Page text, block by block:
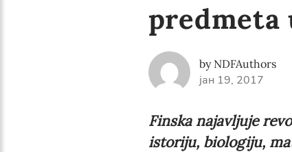
predmeta
by NDFAuthors
јан 19, 2017
Finska najavljuje
istoriju, biologiju,